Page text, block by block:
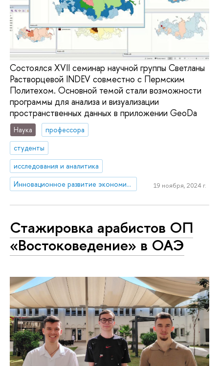
Состоялся XVII семинар научной группы Светланы
Растворцевой INDEV совместно с Пермским
Политехом. Основной темой стали возможности
программы для анализа и визуализации
пространственных данных в приложении GeoDa
Наука
профессора
студенты
исследования и аналитика
Инновационное развитие экономики регионов: международные сравнения
19 ноября, 2024 г.
Стажировка арабистов ОП
«Востоковедение» в ОАЭ